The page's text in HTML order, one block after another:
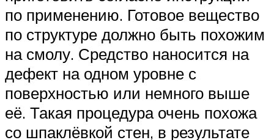
по применению. Готовое вещество
по структуре должно быть похожим
на смолу. Средство наносится на
дефект на одном уровне с
поверхностью или немного выше
её. Такая процедура очень похожа
со шпаклёвкой стен, в результате